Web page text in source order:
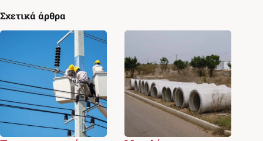
Σχετικά άρθρα